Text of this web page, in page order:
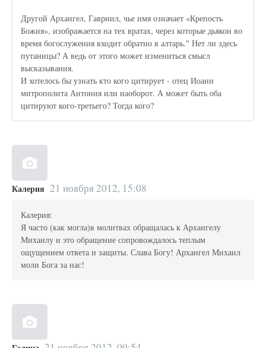
Другой Архангел, Гавриил, чье имя означает «Крепость
Божия», изображается на тех вратах, через которые дьякон во
время богослужения входит обратно в алтарь." Нет ли здесь
путаницы? А ведь от этого может измениться смысл
высказывания.
И хотелось бы узнать кто кого цитирует - отец Иоанн
митрополита Антония или наоборот. А может быть оба
цитируют кого-третьего? Тогда кого?
Калерия 21 ноября 2012, 15:08
Калерия:
Я часто (как могла)в молитвах обращалась к Архангелу
Михаилу и это обращение сопровождалось теплым
ощущением ответа и защиты. Слава Богу! Архангел Михаил
моли Бога за нас!